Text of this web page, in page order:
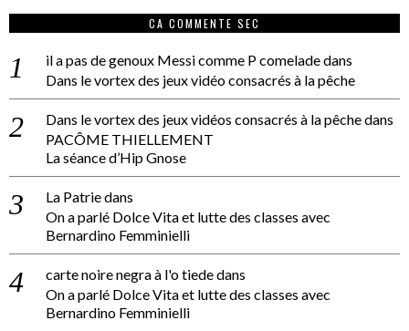
CA COMMENTE SEC
il a pas de genoux Messi comme P comeladedans
Dans le vortex des jeux vidéo consacrés à la pêche
Dans le vortex des jeux vidéos consacrés à la pêchedans
PACÔME THIELLEMENT
La séance d’Hip Gnose
La Patriedans
On a parlé Dolce Vita et lutte des classes avec
Bernardino Femminielli
carte noire negra à l'o tiededans
On a parlé Dolce Vita et lutte des classes avec
Bernardino Femminielli